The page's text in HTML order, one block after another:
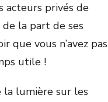
acteurs privés de
de la part de ses
que vous n’avez pas
utile !
lumière sur les